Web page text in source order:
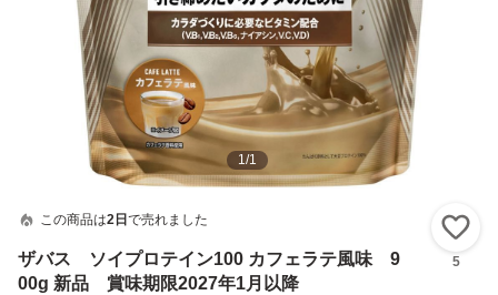
1/1
この商品は2日 で売れました
ザバス ソイプロテイン100 カフェラテ風味 9
00g 新品 賞味期限2027年1月以降
5